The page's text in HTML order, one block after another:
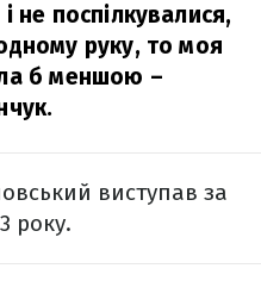
не поспілкувалися,
руку, то моя
б меншою –
виступав за
року.